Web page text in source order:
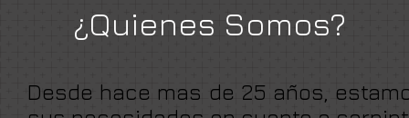
¿Quienes Somos?
Desde hace mas de 25 años,